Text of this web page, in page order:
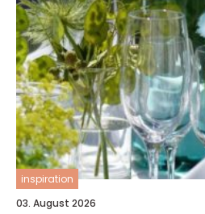
inspiration
03. August 2026